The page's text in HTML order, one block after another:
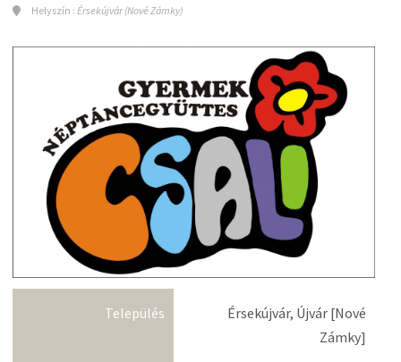
Helyszín : Érsekújvár (Nové Zámky)
Település
Érsekújvár, Újvár [Nové
Zámky]